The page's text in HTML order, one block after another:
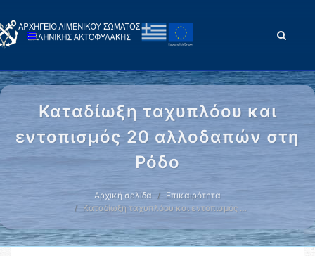
Καταδίωξη ταχυπλόου και
εντοπισμός 20 αλλοδαπών στη
Ρόδο
Αρχική σελίδα
Επικαιρότητα
Καταδίωξη ταχυπλόου και εντοπισμός …